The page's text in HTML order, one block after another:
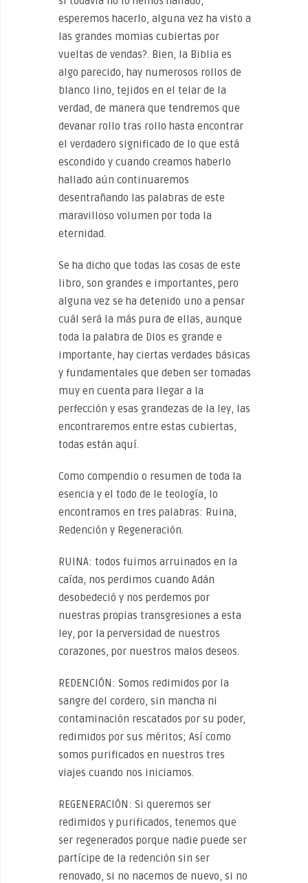
esperemos hacerlo, alguna vez ha visto a
las grandes momias cubiertas por
vueltas de vendas?. Bien, la Biblia es
algo parecido, hay numerosos rollos de
blanco lino, tejidos en el telar de la
verdad, de manera que tendremos que
devanar rollo tras rollo hasta encontrar
el verdadero significado de lo que está
escondido y cuando creamos haberlo
hallado aún continuaremos
desentrañando las palabras de este
maravilloso volumen por toda la
eternidad.
Se ha dicho que todas las cosas de este
libro, son grandes e importantes, pero
alguna vez se ha detenido uno a pensar
cuál será la más pura de ellas, aunque
toda la palabra de Dios es grande e
importante, hay ciertas verdades básicas
y fundamentales que deben ser tomadas
muy en cuenta para llegar a la
perfección y esas grandezas de la ley, las
encontraremos entre estas cubiertas,
todas están aquí.
Como compendio o resumen de toda la
esencia y el todo de le teología, lo
encontramos en tres palabras: Ruina,
Redención y Regeneración.
RUINA: todos fuimos arruinados en la
caída, nos perdimos cuando Adán
desobedeció y nos perdemos por
nuestras propias transgresiones a esta
ley, por la perversidad de nuestros
corazones, por nuestros malos deseos.
REDENCIÓN: Somos redimidos por la
sangre del cordero, sin mancha ni
contaminación rescatados por su poder,
redimidos por sus méritos; Así como
somos purificados en nuestros tres
viajes cuando nos iniciamos.
REGENERACIÓN: Si queremos ser
redimidos y purificados, tenemos que
ser regenerados porque nadie puede ser
partícipe de la redención sin ser
renovado, si no nacemos de nuevo, si no